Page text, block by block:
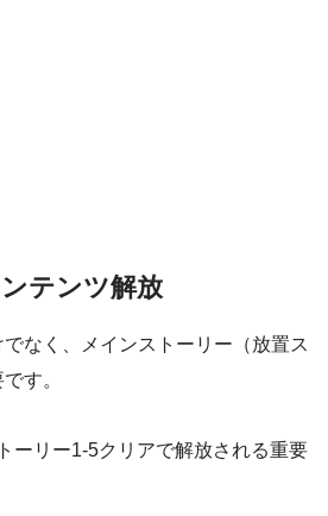
テンツ解放
なく、メインストーリー（放置ス
す。
ーリー1-5クリアで解放される重要